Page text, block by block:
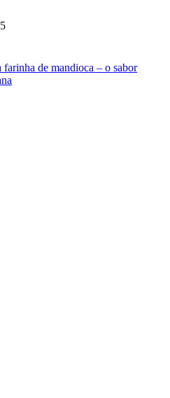
farinha de mandioca – o sabor